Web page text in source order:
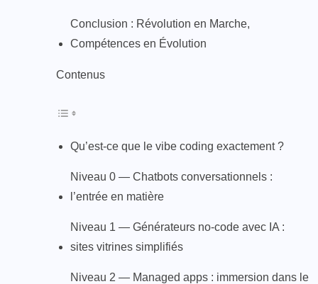
Conclusion : Révolution en Marche,
Compétences en Évolution
Contenus
Qu’est-ce que le vibe coding exactement ?
Niveau 0 — Chatbots conversationnels :
l’entrée en matière
Niveau 1 — Générateurs no-code avec IA :
sites vitrines simplifiés
Niveau 2 — Managed apps : immersion dans le